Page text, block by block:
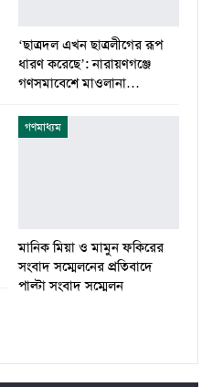
‘ছাত্রদল এখন ছাত্রলীগের রূপ
ধারণ করেছে’: নারায়ণগঞ্জে
গণসমাবেশে মাওলানা…
গণমাধ্যম
মানিক মিয়া ও মামুন ফকিরের
সংবাদ সম্মেলনের প্রতিবাদে
পাল্টা সংবাদ সম্মেলন